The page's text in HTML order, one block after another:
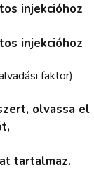
injekcióhoz
injekcióhoz
faktor)
olvassa el
tartalmaz.